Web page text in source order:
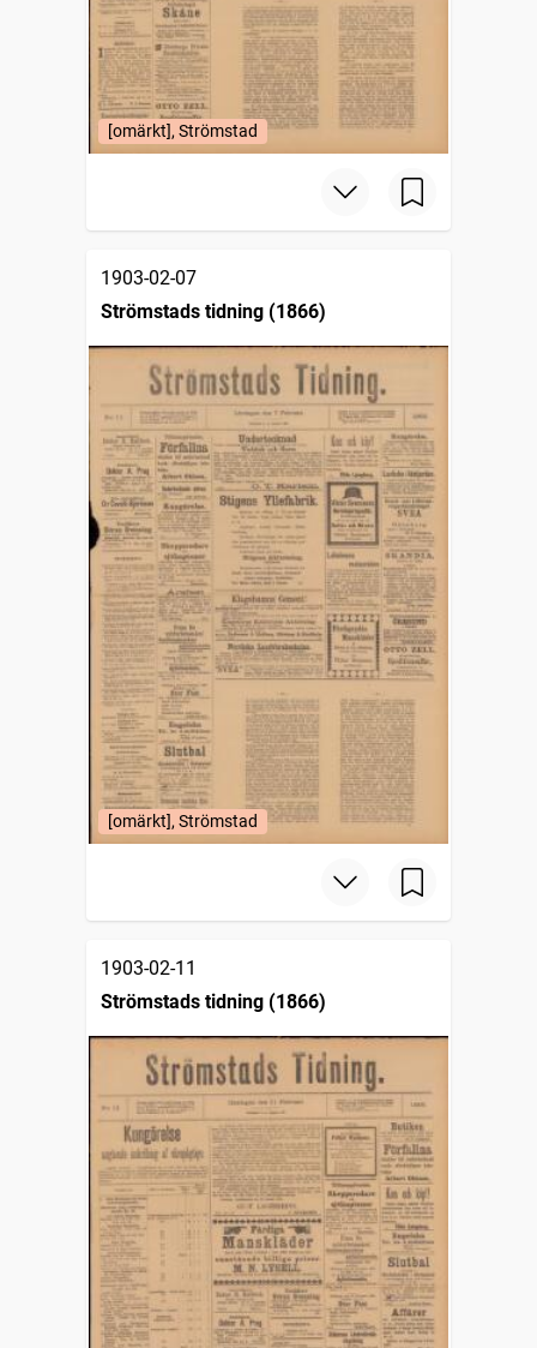
[omärkt], Strömstad
1903-02-07
Strömstads tidning (1866)
[omärkt], Strömstad
1903-02-11
Strömstads tidning (1866)